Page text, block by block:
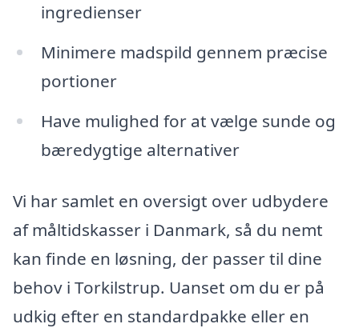
ingredienser
Minimere madspild gennem præcise
portioner
Have mulighed for at vælge sunde og
bæredygtige alternativer
Vi har samlet en oversigt over udbydere
af måltidskasser i Danmark, så du nemt
kan finde en løsning, der passer til dine
behov i Torkilstrup. Uanset om du er på
udkig efter en standardpakke eller en